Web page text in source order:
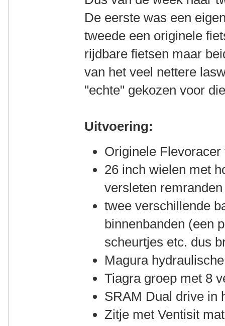
De eerste was een
tweede een originele
rijdbare fietsen maar
van het veel nettere
"echte" gekozen voor
Uitvoering:
Originele
26 inch wielen met
versleten
twee verschillende
binnenbanden (een
scheurtjes etc. dus
Magura
Tiagra groep met 8
SRAM Dual drive in
Zitje met Ventisit